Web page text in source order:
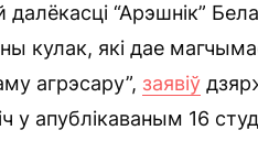
“Арэшнік”
кулак, які дае
агрэсару”, заявіў
у апублікаваным 16